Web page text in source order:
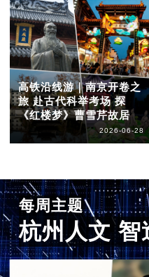
高铁沿线游｜南京开卷之
旅 赴古代科举考场 探
《红楼梦》曹雪芹故居
2026-06-28
每周主题
杭州人文 智